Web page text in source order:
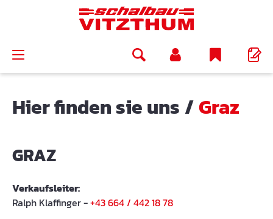
Hier finden sie uns /Graz
GRAZ
Verkaufsleiter:
Ralph Klaffinger -+43 664 / 442 18 78